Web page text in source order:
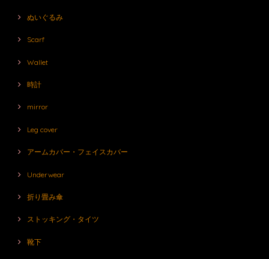
ぬいぐるみ
Scarf
Wallet
時計
mirror
Leg cover
アームカバー・フェイスカバー
Underwear
折り畳み傘
ストッキング・タイツ
靴下